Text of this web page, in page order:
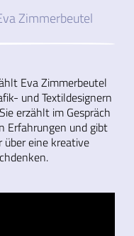
Zimmerbeutel
Eva Zimmerbeutel
und Textildesignern
erzählt im Gespräch
Erfahrungen und gibt
über eine kreative